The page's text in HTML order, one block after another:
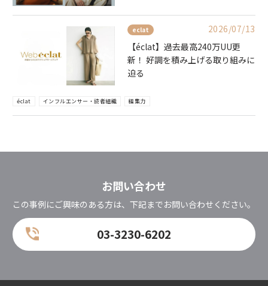
eclat
2026/07/13
【éclat】過去最高240万UU更
新！ 好調を積み上げる取り組みに
迫る
éclat インフルエンサー・読者組織 編集力
お問い合わせ
この事例にご興味のある方は、下記までお問い合わせください。
03-3230-6202